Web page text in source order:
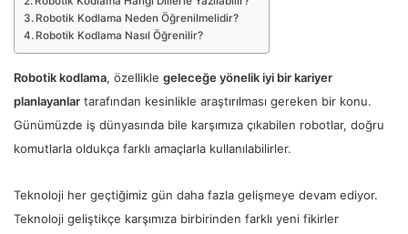
Robotik Kodlama Neden Öğrenilmelidir?
Robotik Kodlama Nasıl Öğrenilir?
Robotik kodlama, özellikle geleceğe yönelik iyi bir kariyer
planlayanlar tarafından kesinlikle araştırılması gereken bir konu.
Günümüzde iş dünyasında bile karşımıza çıkabilen robotlar, doğru
komutlarla oldukça farklı amaçlarla kullanılabilirler.
Teknoloji her geçtiğimiz gün daha fazla gelişmeye devam ediyor.
Teknoloji geliştikçe karşımıza birbirinden farklı yeni fikirler